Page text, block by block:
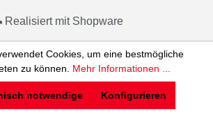
Realisiert mit Shopware
Cookies, um eine bestmögliche
zu können. Mehr Informationen ...
notwendige Konfigurieren